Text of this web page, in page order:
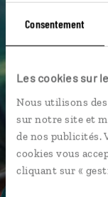
Consentement
Les cookies sur
Nous utilisons
sur notre site et
de nos publicités.
cookies vous
cliquant sur «
Suivez vos
spécialistes